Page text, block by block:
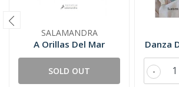
SALAMANDRA
A Orillas Del Mar
SOLD OUT
Danza
-